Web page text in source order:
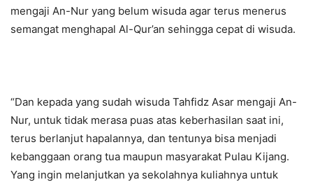
mengaji An-Nur yang belum wisuda agar terus menerus
semangat menghapal Al-Qur’an sehingga cepat di wisuda.
“Dan kepada yang sudah wisuda Tahfidz Asar mengaji An-
Nur, untuk tidak merasa puas atas keberhasilan saat ini,
terus berlanjut hapalannya, dan tentunya bisa menjadi
kebanggaan orang tua maupun masyarakat Pulau Kijang.
Yang ingin melanjutkan ya sekolahnya kuliahnya untuk